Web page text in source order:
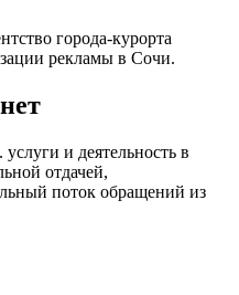
города-курорта
рекламы в Сочи.
и деятельность в
отдачей,
поток обращений из